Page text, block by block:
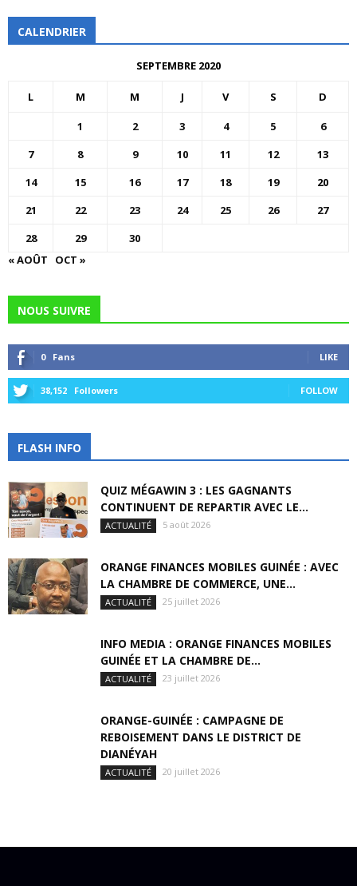
CALENDRIER
SEPTEMBRE 2020
L M M J V S D
1 2 3 4 5
6
7
8 9 10 11 12
13
14
15 16 17 18 19
20
21
22 23 24 25 26
27
28
29
30
« AOÛT
OCT »
NOUS SUIVRE
0 Fans LIKE
38,152 Followers FOLLOW
FLASH INFO
QUIZ MÉGAWIN 3 : LES GAGNANTS
CONTINUENT DE REPARTIR AVEC LE...
ACTUALITÉ 5 août 2026
ORANGE FINANCES MOBILES GUINÉE : AVEC
LA CHAMBRE DE COMMERCE, UNE...
ACTUALITÉ 25 juillet 2026
INFO MEDIA : ORANGE FINANCES MOBILES
GUINÉE ET LA CHAMBRE DE...
ACTUALITÉ 23 juillet 2026
ORANGE-GUINÉE : CAMPAGNE DE
REBOISEMENT DANS LE DISTRICT DE
DIANÉYAH
ACTUALITÉ 20 juillet 2026